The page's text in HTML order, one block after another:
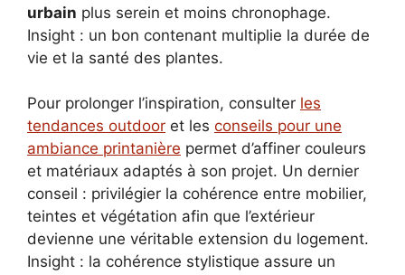
urbain plus serein et moins chronophage.
Insight : un bon contenant multiplie la durée de
vie et la santé des plantes.
Pour prolonger l’inspiration, consulter les
tendances outdoor et les conseils pour une
ambiance printanière permet d’affiner couleurs
et matériaux adaptés à son projet. Un dernier
conseil : privilégier la cohérence entre mobilier,
teintes et végétation afin que l’extérieur
devienne une véritable extension du logement.
Insight : la cohérence stylistique assure un